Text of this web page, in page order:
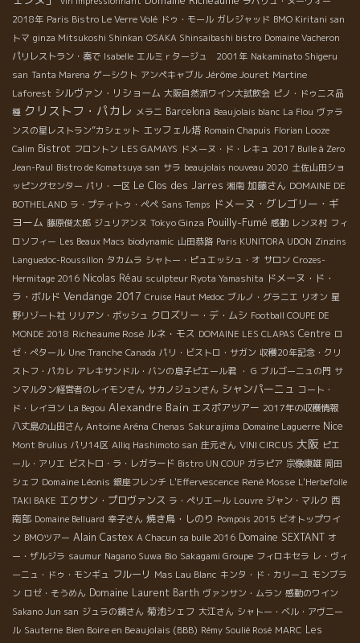
2018年 Paris Bistro Le Verre Volé ドゥ・モール ガレジャッド BMO Kiritani san
トマ ginza Mitsukoshi Shinkan OSAKA Shinsaibashi bistro Domaine Vacheron
パリレストラン・奏で Isabelle エルミｒタージュ 2001年 Nakaminato Shigeru
san Tanta Marena ゲーシクト アンペキャブル Jérôme Jouret Martine
Laforest シルヴァン・リショーム 大阪自然派ワイン大試飲会 ピノ・ドゥニス品
種 クリストフ・パカレ メラニ Barcelona Beaujolais blanc La Flou ヴァラ
ンスの星レストラン”カシェット エッフェル塔 Romain Chapuis Florian Looze
Calim Bistrot フロントン LES GAMAYS ドメーヌ・ド・レキュ 2017 Bulle à Zero
Jean-Paul Bistro de Komatsuya san サラ beaujolais nouveau 2020 土佐山田ショ
ッピングセンター パリ・一区 Le Clos des Jarres 湘南 加藤さん DOMAINE DE
BOTHELAND ラ・プティトゥ・ペペ Sans Temps ドメーヌ・グレゴリー・ギ
ヨーム 藤原俊太郎 ジュリアンヌ Tokyo Ginza Pouilly-Fumé 感動 レンヌ村 フィ
ロソフィー Les Beaux Macs biodynamic 山田恭路 Paris KUNITORA UDON Zinzins
Languedoc-Roussillon タカムラ シャトー・ピュエッシュ・オ サロン Crozes-
Hermitage 2016 Nicolas Réau sculpteur Ryota Yamashita ドメーヌ・ド・
ラ・ボルド Vendange 2017 Cruise Haut Medoc ブルノ・グラニエ リオン 星
野リゾート社 リリアン・ボッシュ クロズリー・デ・ムシ Football COUPE DE
MONDE 2018 Richeaume Rosé ルネ・モス DOMAINE LES CLAPAS Centre ロ
ゼ・ぺタール Une Tranche Canada パリ・ビストロ・サガン 収穫20年記念・クリ
ストフ・パカレ アレキサンドル・バンの息子ピエール君 ・ G ブルゴーニュの門 サ
ンマルタン経営者のレイモンさん サカノジュンさん シャンパーニュ コート・
ド・レイヨン La Begou Alexandre Bain エスポアツアー 2017年の収穫情報
八丈島の山田さん Antoine Aréna Chenas Sakurajima Domaine Laguerre Nice
Mont Brulius パリ14区 Alliq Hashimoto san 庄元さん VINI CIRCUS 大阪 ピエ
ール・アリエ ビストロ・ラ・レガラード Bistro UN COUP ガラピア 宗像康雄 岡田
シェフ Domaine Léonis 銀座フレンチ L'Effervescence René Mosse L'Herbefolle
TAKI BAKE エクサン・プロヴァンス ラ・ペリエール Louvre ジャン・マルク 西
南部 Domaine Belluard 幸子さん 焼き鳥・しのり Pompois 2015 ビオトップワイ
ン BMOツアー Alain Castex A Chacun sa bulle 2016 Domaine SEXTANT オ
ー・ザルジラ saumur Nagano Suwa Bio Sakagami Groupe フィロキセラ レ・ヴィ
ーニュ・ドゥ・モンギュ フルーリ Mas Lau Blanc キンタ・ド・カリーユ モンブラ
ン ロゼ・そうめん Domaine Laurent Barth ヴァンサン・ムラン 感動のワイン
Sakano Jun san ジュラの鏡さん 菊池シェフ 大江さん シャトー・ベル・アヴニー
ル Sauterne Bien Boire en Beaujolais (BBB) Rémy Soulié Rosé MARC Les